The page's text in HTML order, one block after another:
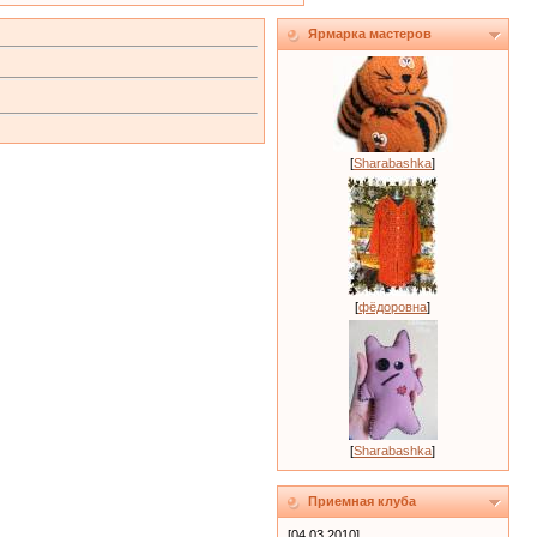
Ярмарка мастеров
[Sharabashka]
[фёдоровна]
[Sharabashka]
Приемная клуба